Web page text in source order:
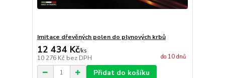
Imitace dřevěných polen do plynových krbů
12 434 Kč/ks
10 276 Kč bez DPH do 10 dnů
Přidat do košíku